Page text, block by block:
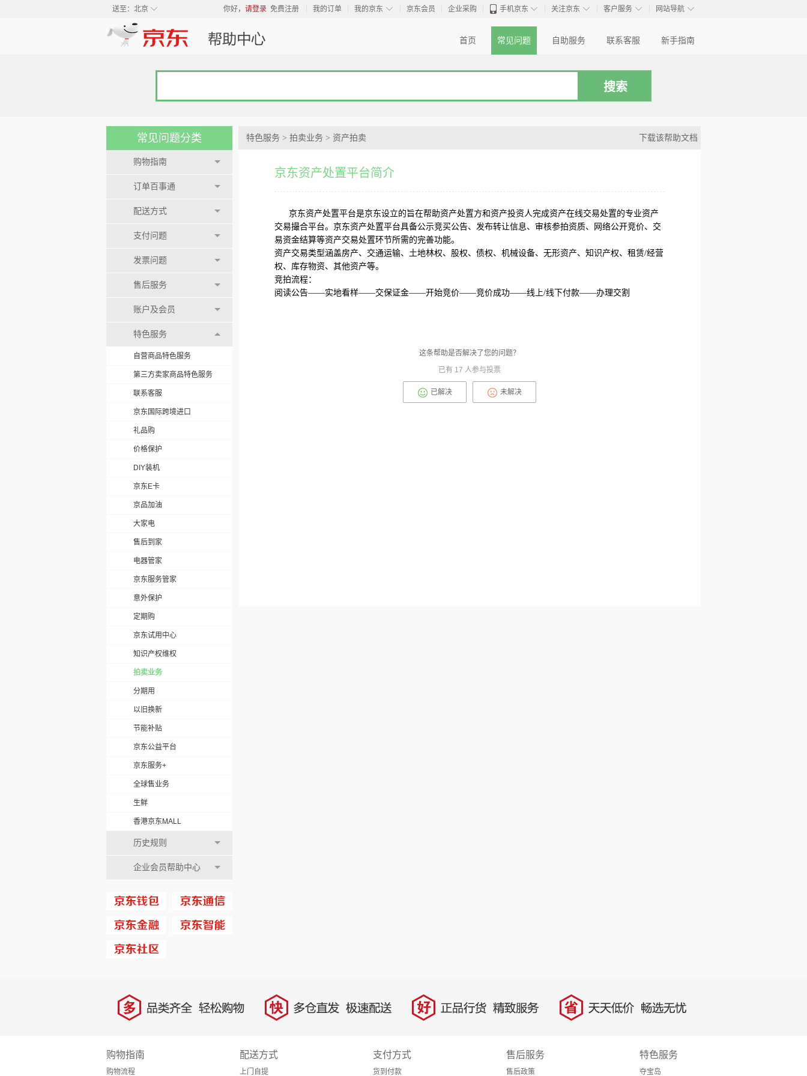
◇
送至： 北京 你好， 请登录 免费注册 我的订单 ◇
我的京东 京东会员 企业采购 ◇
手机京东 ◇
关注京东 ◇
客户服务 ◇
网站导航
首页 常见问题 自助服务 联系客服 新手指南
常见问题分类
购物指南
订单百事通
配送方式
支付问题
发票问题
售后服务
账户及会员
特色服务
自营商品特色服务
第三方卖家商品特色服务
联系客服
京东国际跨境进口
礼品购
价格保护
DIY装机
京东E卡
京品加油
大家电
售后到家
电器管家
京东服务管家
意外保护
定期购
京东试用中心
知识产权维权
拍卖业务
分期用
以旧换新
节能补贴
京东公益平台
京东服务+
全球售业务
生鲜
香港京东MALL
历史规则
企业会员帮助中心
特色服务 > 拍卖业务 > 资产拍卖 下载该帮助文档
京东资产处置平台简介
京东资产处置平台是京东设立的旨在帮助资产处置方和资产投资人完成资产在线交易处置的专业资产
交易撮合平台。京东资产处置平台具备公示竞买公告、发布转让信息、审核参拍资质、网络公开竞价、交
易资金结算等资产交易处置环节所需的完善功能。
资产交易类型涵盖房产、交通运输、土地林权、股权、债权、机械设备、无形资产、知识产权、租赁/经营
权、库存物资、其他资产等。
竞拍流程：
阅读公告——实地看样——交保证金——开始竞价——竞价成功——线上/线下付款——办理交割
这条帮助是否解决了您的问题？
已有 17 人参与投票
已解决 未解决
多 品类齐全，轻松购物 快 多仓直发，极速配送 好 正品行货，精致服务 省 天天低价，畅选无忧
购物指南
购物流程
配送方式
上门自提
支付方式
货到付款
售后服务
售后政策
特色服务
夺宝岛